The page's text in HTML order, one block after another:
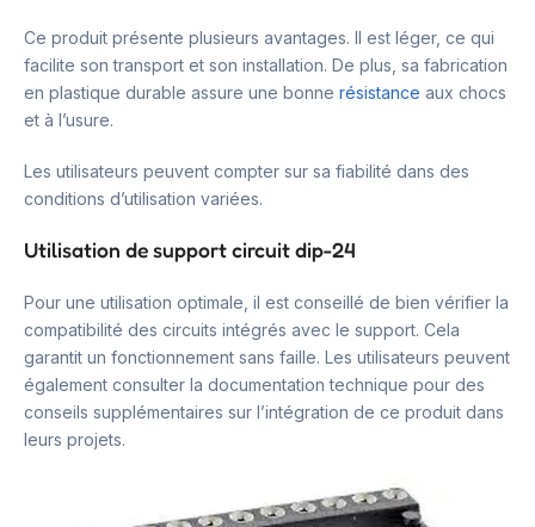
Ce produit présente plusieurs avantages. Il est léger, ce qui
facilite son transport et son installation. De plus, sa fabrication
en plastique durable assure une bonne résistance aux chocs
et à l’usure.
Les utilisateurs peuvent compter sur sa fiabilité dans des
conditions d’utilisation variées.
Utilisation de support circuit dip-24
Pour une utilisation optimale, il est conseillé de bien vérifier la
compatibilité des circuits intégrés avec le support. Cela
garantit un fonctionnement sans faille. Les utilisateurs peuvent
également consulter la documentation technique pour des
conseils supplémentaires sur l’intégration de ce produit dans
leurs projets.